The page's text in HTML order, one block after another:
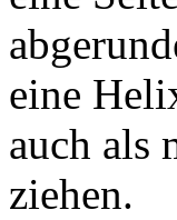
eine
auch als
ziehen.